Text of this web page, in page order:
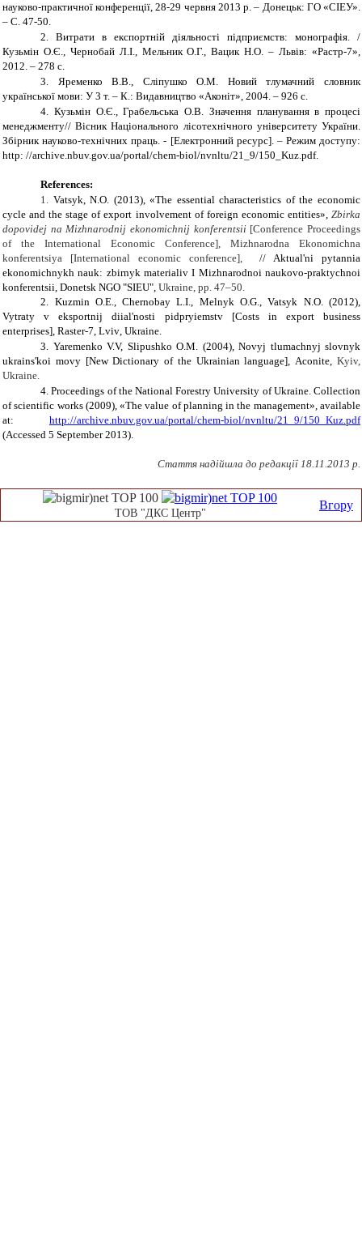
науково-практичної конференції, 28-29 червня 2013 р. – Донецьк: ГО «СІЕУ».
– С. 47-50.
2.
Витрати в експортній діяльності підприємств: монографія. /
Кузьмін О.Є., Чернобай Л.І., Мельник О.Г., Вацик Н.О. – Львів: «Растр-7»,
2012. – 278 с.
3.
Яременко В.В., Сліпушко О.М. Новий тлумачний словник
української мови: У 3 т. – К.: Видавництво «Аконіт», 2004. – 926 с.
4. Кузьмін О.Є., Грабельська О.В. Значення планування в процесі
менеджменту// Вісник Національного лісотехнічного університету України.
Збірник науково-технічних праць. - [Електронний ресурс]. – Режим доступу:
http: //archive.nbuv.gov.ua/portal/chem-biol/nvnltu/21_9/150_Kuz.pdf.
References:
1. Vatsyk,N.O. (2013),«The essential characteristics of the economic
cycle and the stage of export involvement of foreign economic entities»,Zbirka
dopovidej na Mizhnarodnij ekonomichnij konferentsii [Conference Proceedings
of the International Economic Conference], Mіzhnarodna Ekonomichna
konferentsіya [International economic conference],
// Aktual'ni pytannia
ekonomichnykh nauk: zbirnyk materialiv I Mizhnarodnoi naukovo-praktychnoi
konferentsii, Donetsk NGO "SIEU", Ukraine, pp. 47–50.
2. Kuzmin O.E., Chernobay L.I., Melnyk O.G., Vatsyk N.O.(2012),
Vytraty v eksportnij diial'nosti pidpryiemstv [Costs in export business
enterprises], Raster-7, Lviv, Ukraine.
3. Yaremenko V.V, Slipushko O.M. (2004),Novyj tlumachnyj slovnyk
ukrains'koi movy [New Dictionary of the Ukrainian language],Aconite,Kyiv,
Ukraine.
4. Proceedings of the National Forestry University of Ukraine. Collection
of scientific works(2009),«The value of planning in the management», available
at: http://archive.nbuv.gov.ua/portal/chem-biol/nvnltu/21_9/150_Kuz.pdf
(Accessed 5 September 2013).
Стаття надійшла до редакції 18.11.2013 р.
Вгору
ТОВ "ДКС Центр"